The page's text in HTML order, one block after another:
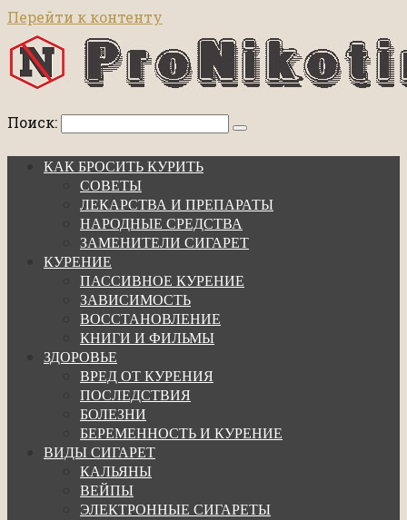
Перейти к контенту
Поиск:
КАК БРОСИТЬ КУРИТЬ
СОВЕТЫ
ЛЕКАРСТВА И ПРЕПАРАТЫ
НАРОДНЫЕ СРЕДСТВА
ЗАМЕНИТЕЛИ СИГАРЕТ
КУРЕНИЕ
ПАССИВНОЕ КУРЕНИЕ
ЗАВИСИМОСТЬ
ВОССТАНОВЛЕНИЕ
КНИГИ И ФИЛЬМЫ
ЗДОРОВЬЕ
ВРЕД ОТ КУРЕНИЯ
ПОСЛЕДСТВИЯ
БОЛЕЗНИ
БЕРЕМЕННОСТЬ И КУРЕНИЕ
ВИДЫ СИГАРЕТ
КАЛЬЯНЫ
ВЕЙПЫ
ЭЛЕКТРОННЫЕ СИГАРЕТЫ